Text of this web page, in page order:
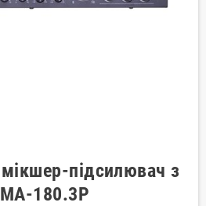
підсилювач з
180.3P